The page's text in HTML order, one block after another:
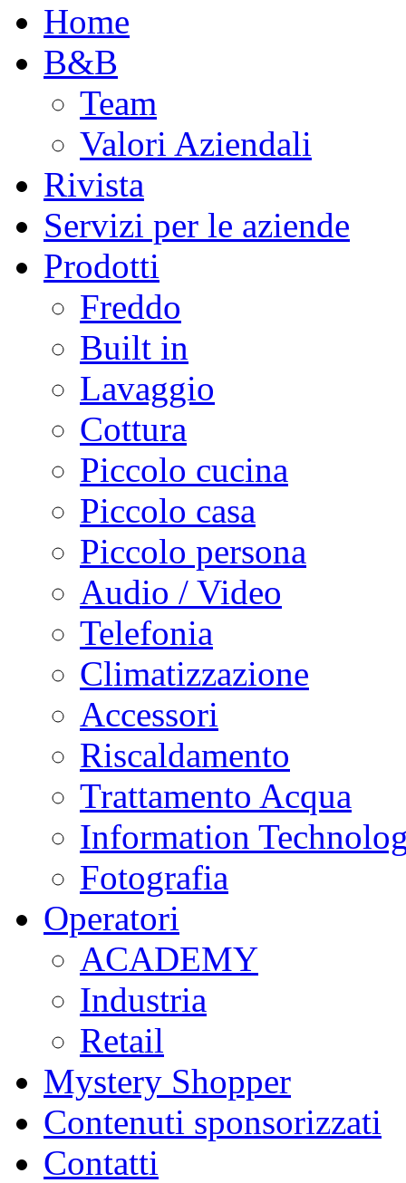
Home
B&B
Team
Valori Aziendali
Rivista
Servizi per le aziende
Prodotti
Freddo
Built in
Lavaggio
Cottura
Piccolo cucina
Piccolo casa
Piccolo persona
Audio / Video
Telefonia
Climatizzazione
Accessori
Riscaldamento
Trattamento Acqua
Information
Fotografia
Operatori
ACADEMY
Industria
Retail
Mystery Shopper
Contenuti sponsorizzati
Contatti